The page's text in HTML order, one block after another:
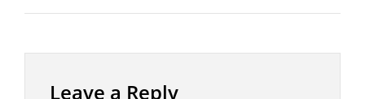
Leave a Reply